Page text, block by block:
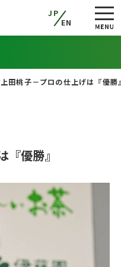
JP
EN
上田桃子－プロの仕上げは『優勝
『優勝』